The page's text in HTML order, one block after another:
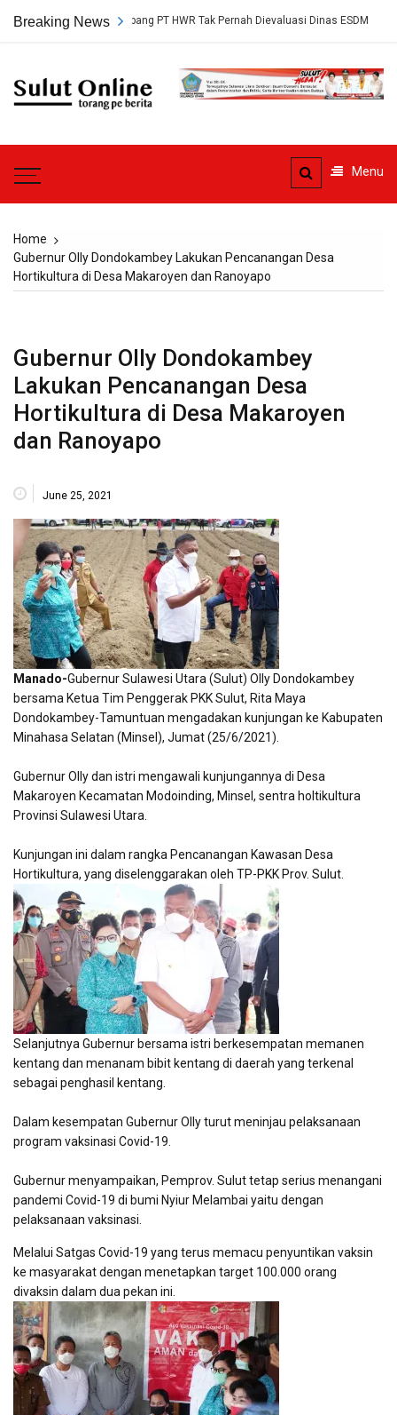
Breaking News
Tambang PT HWR Tak Pernah Dievaluasi Dinas ESDM
Sulut
Menu
Home
Gubernur Olly Dondokambey Lakukan Pencanangan Desa
Hortikultura di Desa Makaroyen dan Ranoyapo
Gubernur Olly Dondokambey
Lakukan Pencanangan Desa
Hortikultura di Desa Makaroyen
dan Ranoyapo
June 25, 2021
Manado-Gubernur Sulawesi Utara (Sulut) Olly Dondokambey
bersama Ketua Tim Penggerak PKK Sulut, Rita Maya
Dondokambey-Tamuntuan mengadakan kunjungan ke Kabupaten
Minahasa Selatan (Minsel), Jumat (25/6/2021).
Gubernur Olly dan istri mengawali kunjungannya di Desa
Makaroyen Kecamatan Modoinding, Minsel, sentra holtikultura
Provinsi Sulawesi Utara.
Kunjungan ini dalam rangka Pencanangan Kawasan Desa
Hortikultura, yang diselenggarakan oleh TP-PKK Prov. Sulut.
Selanjutnya Gubernur bersama istri berkesempatan memanen
kentang dan menanam bibit kentang di daerah yang terkenal
sebagai penghasil kentang.
Dalam kesempatan Gubernur Olly turut meninjau pelaksanaan
program vaksinasi Covid-19.
Gubernur menyampaikan, Pemprov. Sulut tetap serius menangani
pandemi Covid-19 di bumi Nyiur Melambai yaitu dengan
pelaksanaan vaksinasi.
Melalui Satgas Covid-19 yang terus memacu penyuntikan vaksin
ke masyarakat dengan menetapkan target 100.000 orang
divaksin dalam dua pekan ini.